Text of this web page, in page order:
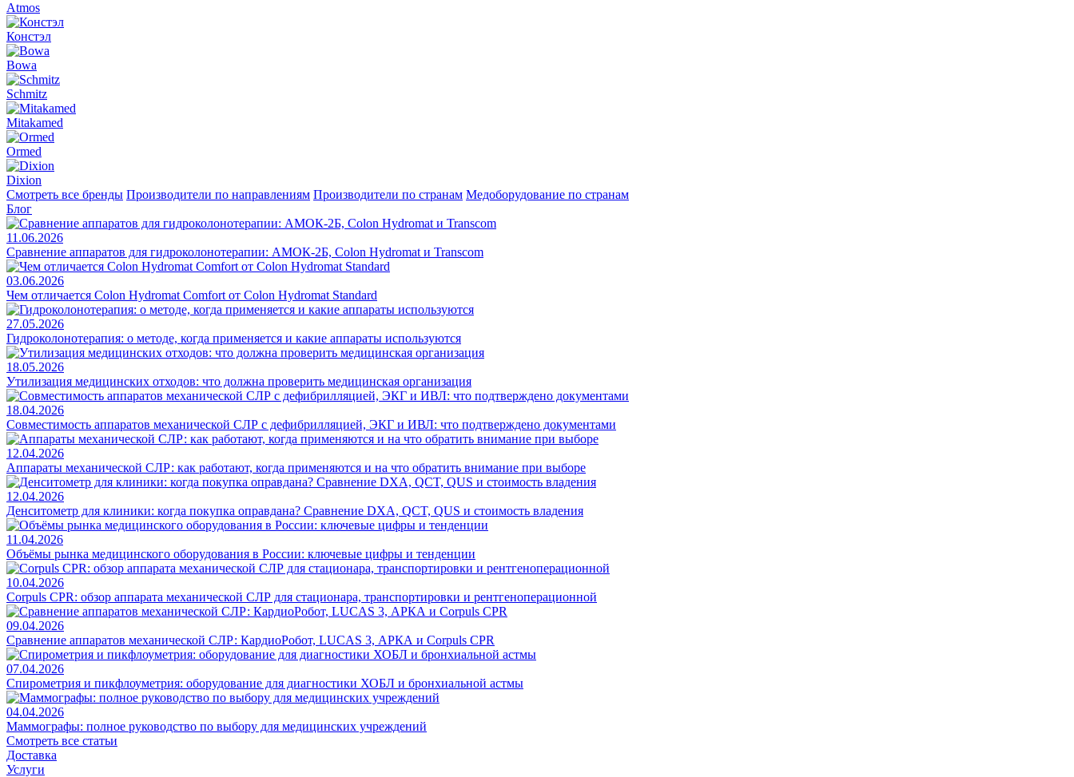
Atmos
Констэл
Bowa
Schmitz
Mitakamed
Ormed
Dixion
Смотреть все бренды Производители по направлениям Производители по странам Медоборудование по странам
Блог
11.06.2026
Сравнение аппаратов для гидроколонотерапии: АМОК-2Б, Colon Hydromat и Transcom
03.06.2026
Чем отличается Colon Hydromat Comfort от Colon Hydromat Standard
27.05.2026
Гидроколонотерапия: о методе, когда применяется и какие аппараты используются
18.05.2026
Утилизация медицинских отходов: что должна проверить медицинская организация
18.04.2026
Совместимость аппаратов механической СЛР с дефибрилляцией, ЭКГ и ИВЛ: что подтверждено документами
12.04.2026
Аппараты механической СЛР: как работают, когда применяются и на что обратить внимание при выборе
12.04.2026
Денситометр для клиники: когда покупка оправдана? Сравнение DXA, QCT, QUS и стоимость владения
11.04.2026
Объёмы рынка медицинского оборудования в России: ключевые цифры и тенденции
10.04.2026
Corpuls CPR: обзор аппарата механической СЛР для стационара, транспортировки и рентгеноперационной
09.04.2026
Сравнение аппаратов механической СЛР: КардиоРобот, LUCAS 3, АРКА и Corpuls CPR
07.04.2026
Спирометрия и пикфлоуметрия: оборудование для диагностики ХОБЛ и бронхиальной астмы
04.04.2026
Маммографы: полное руководство по выбору для медицинских учреждений
Смотреть все статьи
Доставка
Услуги